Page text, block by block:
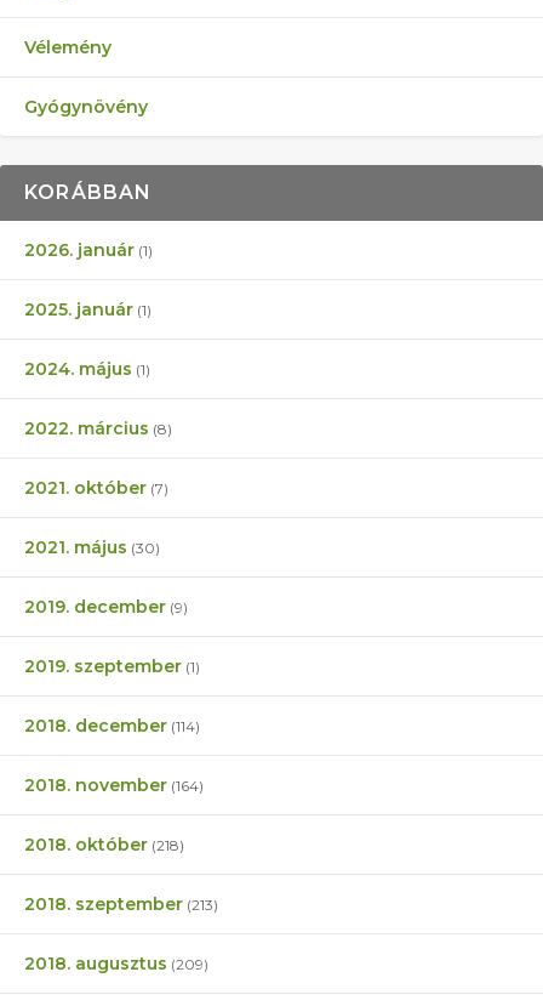
Vélemény
Gyógynövény
KORÁBBAN
2026. január (1)
2025. január (1)
2024. május (1)
2022. március (8)
2021. október (7)
2021. május (30)
2019. december (9)
2019. szeptember (1)
2018. december (114)
2018. november (164)
2018. október (218)
2018. szeptember (213)
2018. augusztus (209)